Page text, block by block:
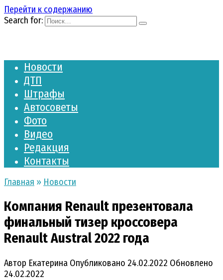
Перейти к содержанию
Search for:
Новости
ДТП
Штрафы
Автосоветы
Фото
Видео
Редакция
Контакты
Главная » Новости
Компания Renault презентовала
финальный тизер кроссовера
Renault Austral 2022 года
Автор Екатерина Опубликовано 24.02.2022 Обновлено
24.02.2022